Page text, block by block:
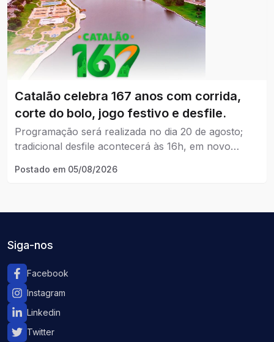
Catalão celebra 167 anos com corrida,
corte do bolo, jogo festivo e desfile.
Programação será realizada no dia 20 de agosto;
tradicional desfile acontecerá às 16h, em novo
Postado em 05/08/2026
Siga-nos
Facebook
Instagram
Linkedin
Twitter